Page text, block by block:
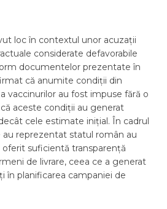
loc în contextul unor acuzații
considerate defavorabile
documentelor prezentate în
că anumite condiții din
vaccinurilor au fost impuse fără o
aceste condiții au generat
cele estimate inițial. În cadrul
au reprezentat statul român au
suficientă transparență
de livrare, ceea ce a generat
în planificarea campaniei de